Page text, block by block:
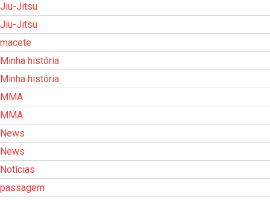
Jiu-Jitsu
Jiu-Jitsu
macete
Minha história
Minha história
MMA
MMA
News
News
Notícias
passagem